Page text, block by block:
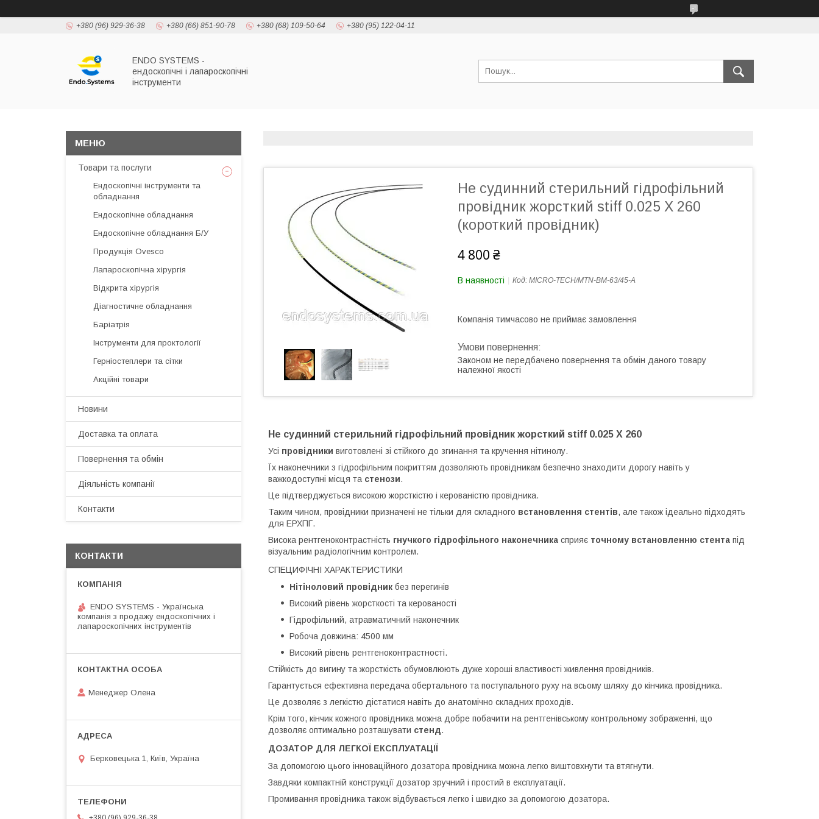
+380 (96) 929-36-38 +380 (66) 851-90-78 +380 (68) 109-50-64 +380 (95) 122-04-11
ENDO SYSTEMS -
ендоскопічні і лапароскопічні
інструменти
Не судинний стерильний гідрофільний
провідник жорсткий stiff 0.025 X 260
(короткий провідник)
4 800 ₴
В наявності Код: MICRO-TECН/MTN-BM-63/45-A
Компанія тимчасово не приймає замовлення
Законом не передбачено повернення та обмін даного товару
належної якості
Не судинний стерильний гідрофільний провідник жорсткий stiff 0.025 X 260
Усі провідники виготовлені зі стійкого до згинання та кручення нітинолу.
Їх наконечники з гідрофільним покриттям дозволяють провідникам безпечно знаходити дорогу навіть у
важкодоступні місця та стенози.
Це підтверджується високою жорсткістю і керованістю провідника.
Таким чином, провідники призначені не тільки для складного встановлення стентів, але також ідеально підходять
для ЕРХПГ.
Висока рентгеноконтрастність гнучкого гідрофільного наконечника сприяє точному встановленню стента під
візуальним радіологічним контролем.
СПЕЦИФІЧНІ ХАРАКТЕРИСТИКИ
Нітіноловий провідник без перегинів
Високий рівень жорсткості та керованості
Гідрофільний, атравматичний наконечник
Робоча довжина: 4500 мм
Високий рівень рентгеноконтрастності.
Стійкість до вигину та жорсткість обумовлюють дуже хороші властивості живлення провідників.
Гарантується ефективна передача обертального та поступального руху на всьому шляху до кінчика провідника.
Це дозволяє з легкістю дістатися навіть до анатомічно складних проходів.
Крім того, кінчик кожного провідника можна добре побачити на рентгенівському контрольному зображенні, що
дозволяє оптимально розташувати стенд.
ДОЗАТОР ДЛЯ ЛЕГКОЇ ЕКСПЛУАТАЦІЇ
За допомогою цього інноваційного дозатора провідника можна легко виштовхнути та втягнути.
Завдяки компактній конструкції дозатор зручний і простий в експлуатації.
Промивання провідника також відбувається легко і швидко за допомогою дозатора.
Товари та послуги
Ендоскопічні інструменти та
обладнання
Ендоскопічне обладнання
Ендоскопічне обладнання Б/У
Продукція Ovesco
Лапароскопічна хірургія
Відкрита хірургія
Діагностичне обладнання
Баріатрія
Інструменти для проктології
Герніостеплери та сітки
Акційні товари
Новини
Доставка та оплата
Повернення та обмін
Діяльність компанії
Контакти
КОНТАКТИ
ENDO SYSTEMS - Українська
компанія з продажу ендоскопічних і
лапароскопічних інструментів
Менеджер Олена
Берковецька 1, Київ, Україна